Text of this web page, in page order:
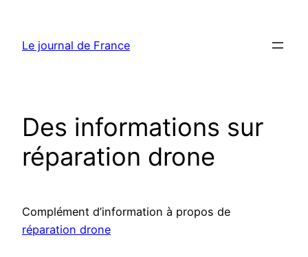
contenu
Le journal de France
Des informations sur
réparation drone
Complément d’information à propos de
réparation drone